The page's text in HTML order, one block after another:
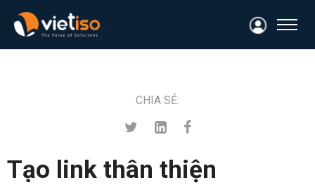
CHIA SẺ:
Tạo link thân thiện